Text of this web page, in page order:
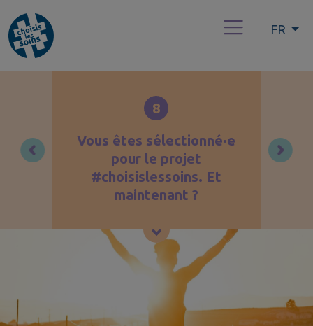
FR
8
Vous êtes sélectionné·e
pour le projet
#choisislessoins. Et
maintenant ?